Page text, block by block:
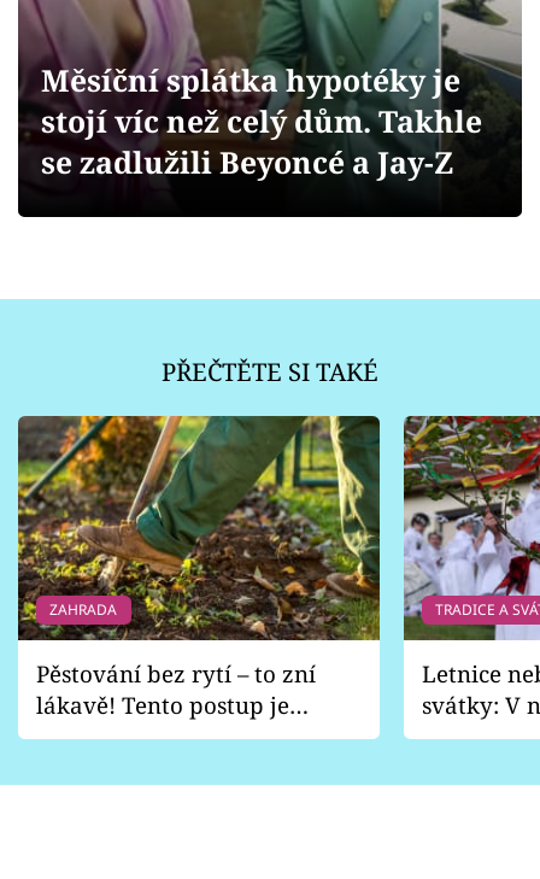
Přihlášení
Sledujte nás
Měsíční splátka hypotéky je
stojí víc než celý dům. Takhle
se zadlužili Beyoncé a Jay-Z
PŘEČTĚTE SI TAKÉ
ZAHRADA
Pěstování bez rytí – to zní
lákavě! Tento postup je
vhodný jen pro některé
TRADICE A
Letnice
svátky: V
pondělí